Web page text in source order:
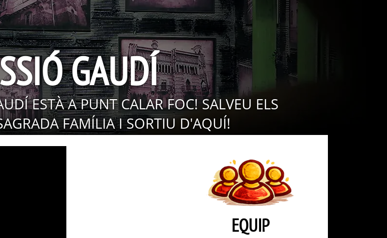
GAUDÍ
ESTÀ A PUNT CALAR FOC! SALVEU ELS
FAMÍLIA I SORTIU D'AQUÍ!
EQUIP